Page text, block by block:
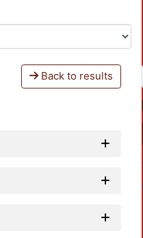
Back to results